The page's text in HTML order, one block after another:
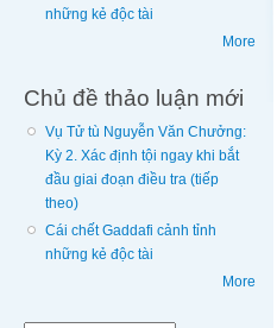
những kẻ độc tài
More
Chủ đề thảo luận mới
Vụ Tử tù Nguyễn Văn Chưởng:
Kỳ 2. Xác định tội ngay khi bắt
đầu giai đoạn điều tra (tiếp
theo)
Cái chết Gaddafi cảnh tỉnh
những kẻ độc tài
More